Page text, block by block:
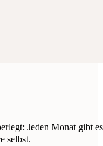
Jeden Monat gibt
selbst.